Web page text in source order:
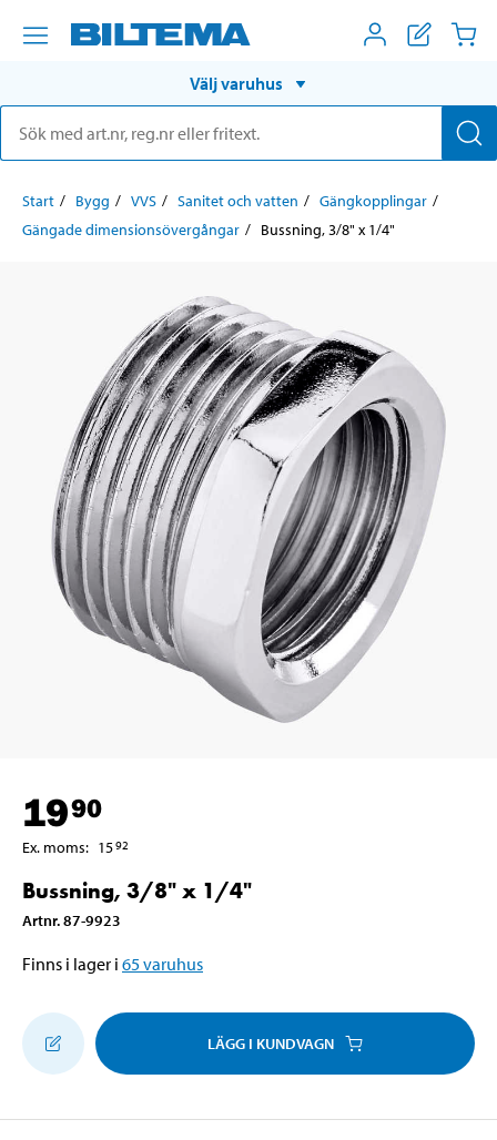
Välj varuhus
Start Bygg VVS Sanitet och vatten
Gängkopplingar
Gängade dimensionsövergångar
Bussning, 3/8" x 1/4"
1990
Ex. moms: 1592
Bussning, 3/8" x 1/4"
Artnr.87-9923
Finns i lager i 65varuhus
LÄGG I KUNDVAGN